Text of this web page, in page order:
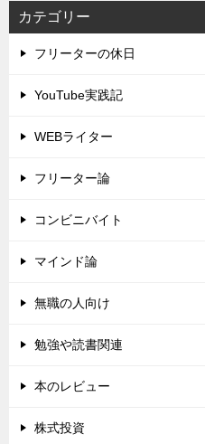
カテゴリー
フリーターの休日
YouTube実践記
WEBライター
フリーター論
コンビニバイト
マインド論
無職の人向け
勉強や読書関連
本のレビュー
株式投資